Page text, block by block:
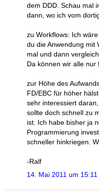
dem DDD. Schau mal
dann, wo ich vom
zu Workflows: Ich
du die Anwendung mit
mal und dann
Da können wir alle nur
zur Höhe des
FD/EBC für höher
sehr interessiert
sollte doch schnell zu
ist. Ich habe bisher ja
Programmierung
schneller hinkriegen.
-Ralf
14. Mai 2011 um 15:11